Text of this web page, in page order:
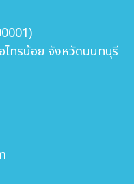
ไทรน้อย จังหวัดนนทบุรี